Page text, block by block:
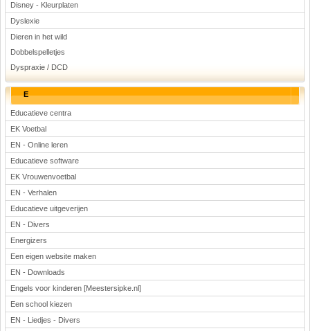
Disney - Kleurplaten
Dyslexie
Dieren in het wild
Dobbelspelletjes
Dyspraxie / DCD
E
Educatieve centra
EK Voetbal
EN - Online leren
Educatieve software
EK Vrouwenvoetbal
EN - Verhalen
Educatieve uitgeverijen
EN - Divers
Energizers
Een eigen website maken
EN - Downloads
Engels voor kinderen [Meestersipke.nl]
Een school kiezen
EN - Liedjes - Divers